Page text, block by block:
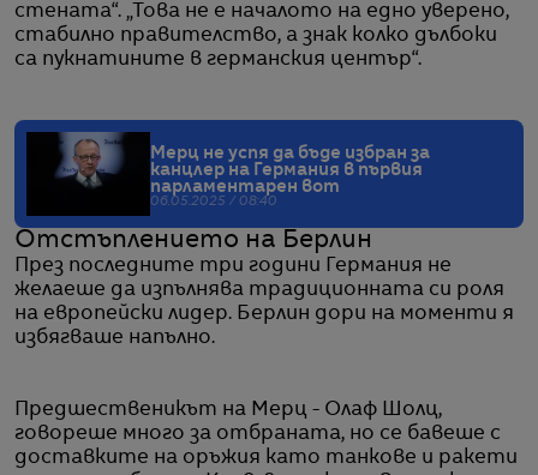
стената“. „Това не е началото на едно уверено,
стабилно правителство, а знак колко дълбоки
са пукнатините в германския център“.
Мерц не успя да бъде избран за
канцлер на Германия в първия
парламентарен вот
06.05.2025 / 08:40
Отстъплението на Берлин
През последните три години Германия не
желаеше да изпълнява традиционната си роля
на европейски лидер. Берлин дори на моменти я
избягваше напълно.
Предшественикът на Мерц - Олаф Шолц,
говореше много за отбраната, но се бавеше с
доставките на оръжия като танкове и ракети